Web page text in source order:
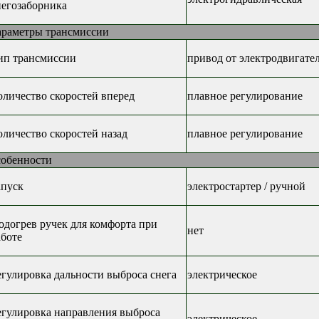
трансмиссии
трансмиссии привод от
скоростей вперед плавное регулирование
скоростей назад плавное регулирование
электростартер / ручной
ручек для комфорта при
нет
дальности выброса снега электрическое
направления выброса